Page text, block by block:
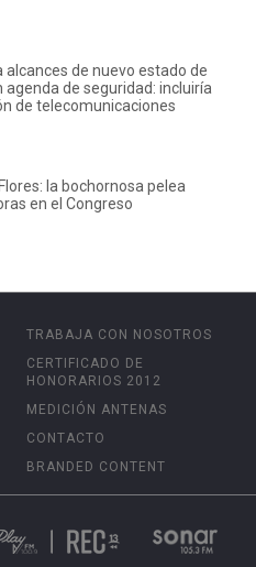
alcances de nuevo estado de
agenda de seguridad: incluiría
de telecomunicaciones
la bochornosa pelea
en el Congreso
TRABAJA CON NOSOTROS
CERTIFICADO DE
HONORARIOS 2012
MEDICIÓN ANTENAS
CONTACTO
BRANDED CONTENT